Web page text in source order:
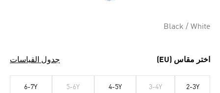
Black / White
اختر مقاس (EU) جدول القياسات
2-3Y
3-4Y
4-5Y
5-6Y
6-7Y